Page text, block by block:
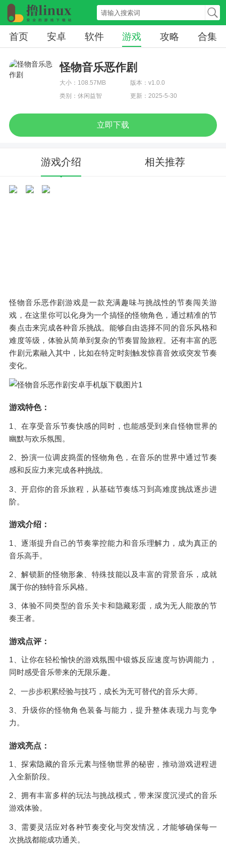
首页 安卓 软件 游戏 攻略 合集
怪物音乐恶作剧
大小：108.57MB
版本：v1.0.0
类别：休闲益智
更新：2025-5-30
立即下载
游戏介绍 相关推荐
怪物音乐恶作剧游戏是一款充满趣味与挑战性的节奏闯关游
戏，在这里你可以化身为一个搞怪的怪物角色，通过精准的节
奏点击来完成各种音乐挑战。能够自由选择不同的音乐风格和
难度等级，体验从简单到复杂的节奏冒险旅程。还有丰富的恶
作剧元素融入其中，比如在特定时刻触发惊喜音效或突发节奏
变化。
游戏特色：
1、在享受音乐节奏快感的同时，也能感受到来自怪物世界的
幽默与欢乐氛围。
2、扮演一位调皮捣蛋的怪物角色，在音乐的世界中通过节奏
感和反应力来完成各种挑战。
3、开启你的音乐旅程，从基础节奏练习到高难度挑战逐步进
阶。
游戏介绍：
1、逐渐提升自己的节奏掌控能力和音乐理解力，成为真正的
音乐高手。
2、解锁新的怪物形象、特殊技能以及丰富的背景音乐，成就
属于你的独特音乐风格。
3、体验不同类型的音乐关卡和隐藏彩蛋，成为无人能敌的节
奏王者。
游戏点评：
1、让你在轻松愉快的游戏氛围中锻炼反应速度与协调能力，
同时感受音乐带来的无限乐趣。
2、一步步积累经验与技巧，成长为无可替代的音乐大师。
3、升级你的怪物角色装备与能力，提升整体表现力与竞争
力。
游戏亮点：
1、探索隐藏的音乐元素与怪物世界的秘密，推动游戏进程进
入全新阶段。
2、拥有丰富多样的玩法与挑战模式，带来深度沉浸式的音乐
游戏体验。
3、需要灵活应对各种节奏变化与突发情况，才能够确保每一
次挑战都能成功通关。